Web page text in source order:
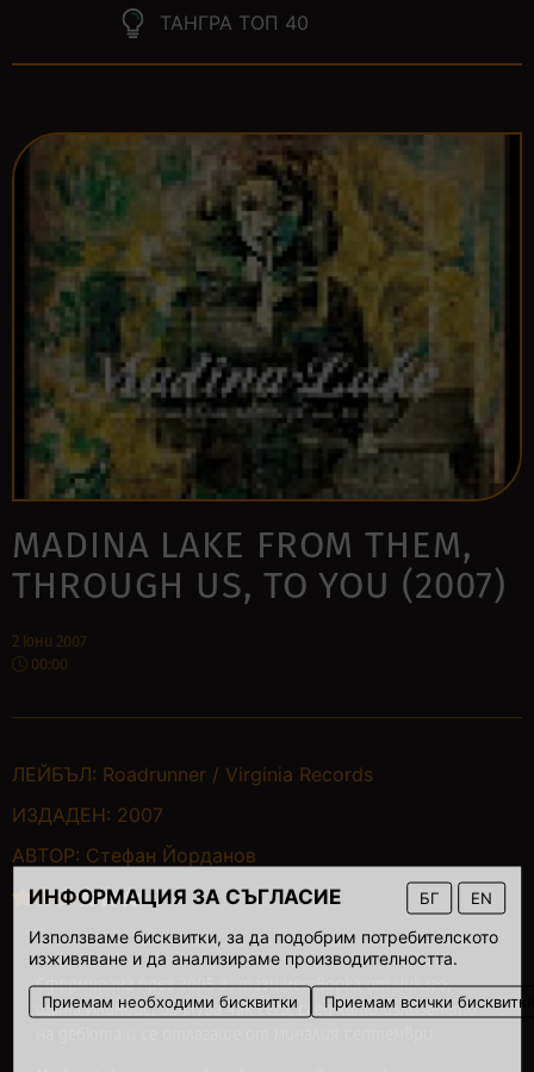
ИНФОРМАЦИЯ ЗА СЪГЛАСИЕ БГ EN
Използваме бисквитки, за да подобрим потребителското
изживяване и да анализираме производителността.
Приемам необходими бисквитки Приемам всички
ТАНГРА ТОП 40
MADINA LAKE FROM THEM,
THROUGH US, TO YOU (2007)
2 юни 2007
00:00
ЛЕЙБЪЛ: Roadrunner / Virginia Records
ИЗДАДЕН: 2007
АВТОР: Стефан Йорданов
Сформирана през 2005 г., тази четворка от Чикаго,
щата Илинойс, изплува чак сега, след като излизането